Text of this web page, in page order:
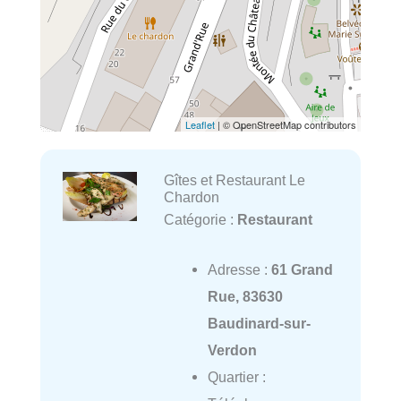
Leaflet | © OpenStreetMap contributors
Gîtes et Restaurant Le
Chardon
Catégorie : Restaurant
Adresse : 61 Grand
Rue, 83630
Baudinard-sur-
Verdon
Quartier :